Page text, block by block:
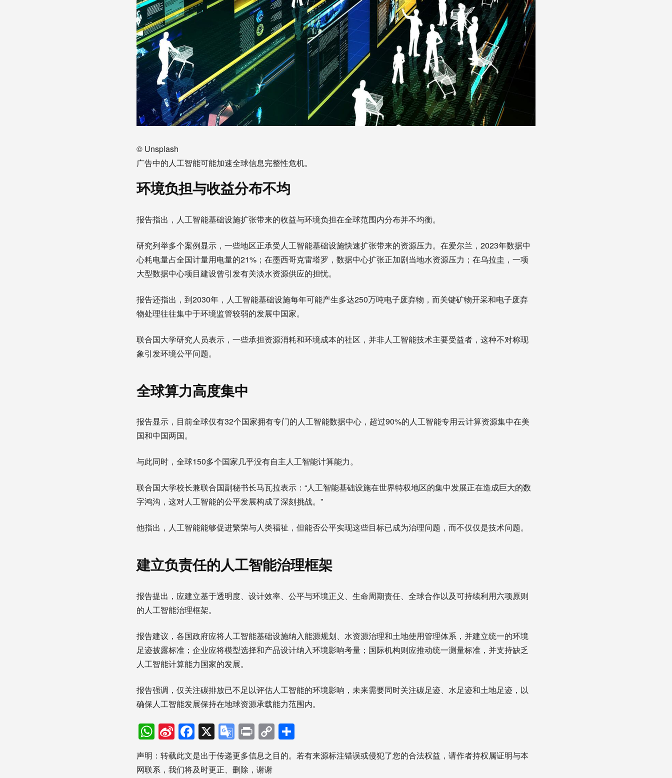
© Unsplash
广告中的人工智能可能加速全球信息完整性危机。
环境负担与收益分布不均
报告指出，人工智能基础设施扩张带来的收益与环境负担在全球范围内分布并不均衡。
研究列举多个案例显示，一些地区正承受人工智能基础设施快速扩张带来的资源压力。在爱尔兰，2023年数据中
心耗电量占全国计量用电量的21%；在墨西哥克雷塔罗，数据中心扩张正加剧当地水资源压力；在乌拉圭，一项
大型数据中心项目建设曾引发有关淡水资源供应的担忧。
报告还指出，到2030年，人工智能基础设施每年可能产生多达250万吨电子废弃物，而关键矿物开采和电子废弃
物处理往往集中于环境监管较弱的发展中国家。
联合国大学研究人员表示，一些承担资源消耗和环境成本的社区，并非人工智能技术主要受益者，这种不对称现
象引发环境公平问题。
全球算力高度集中
报告显示，目前全球仅有32个国家拥有专门的人工智能数据中心，超过90%的人工智能专用云计算资源集中在美
国和中国两国。
与此同时，全球150多个国家几乎没有自主人工智能计算能力。
联合国大学校长兼联合国副秘书长马瓦拉表示：“人工智能基础设施在世界特权地区的集中发展正在造成巨大的数
字鸿沟，这对人工智能的公平发展构成了深刻挑战。”
他指出，人工智能能够促进繁荣与人类福祉，但能否公平实现这些目标已成为治理问题，而不仅仅是技术问题。
建立负责任的人工智能治理框架
报告提出，应建立基于透明度、设计效率、公平与环境正义、生命周期责任、全球合作以及可持续利用六项原则
的人工智能治理框架。
报告建议，各国政府应将人工智能基础设施纳入能源规划、水资源治理和土地使用管理体系，并建立统一的环境
足迹披露标准；企业应将模型选择和产品设计纳入环境影响考量；国际机构则应推动统一测量标准，并支持缺乏
人工智能计算能力国家的发展。
报告强调，仅关注碳排放已不足以评估人工智能的环境影响，未来需要同时关注碳足迹、水足迹和土地足迹，以
确保人工智能发展保持在地球资源承载能力范围内。
WhatsApp
Sina
Weibo
Facebook
X Google
Translate
PrintCopy
Link享
声明：转载此文是出于传递更多信息之目的。若有来源标注错误或侵犯了您的合法权益，请作者持权属证明与本
网联系，我们将及时更正、删除，谢谢